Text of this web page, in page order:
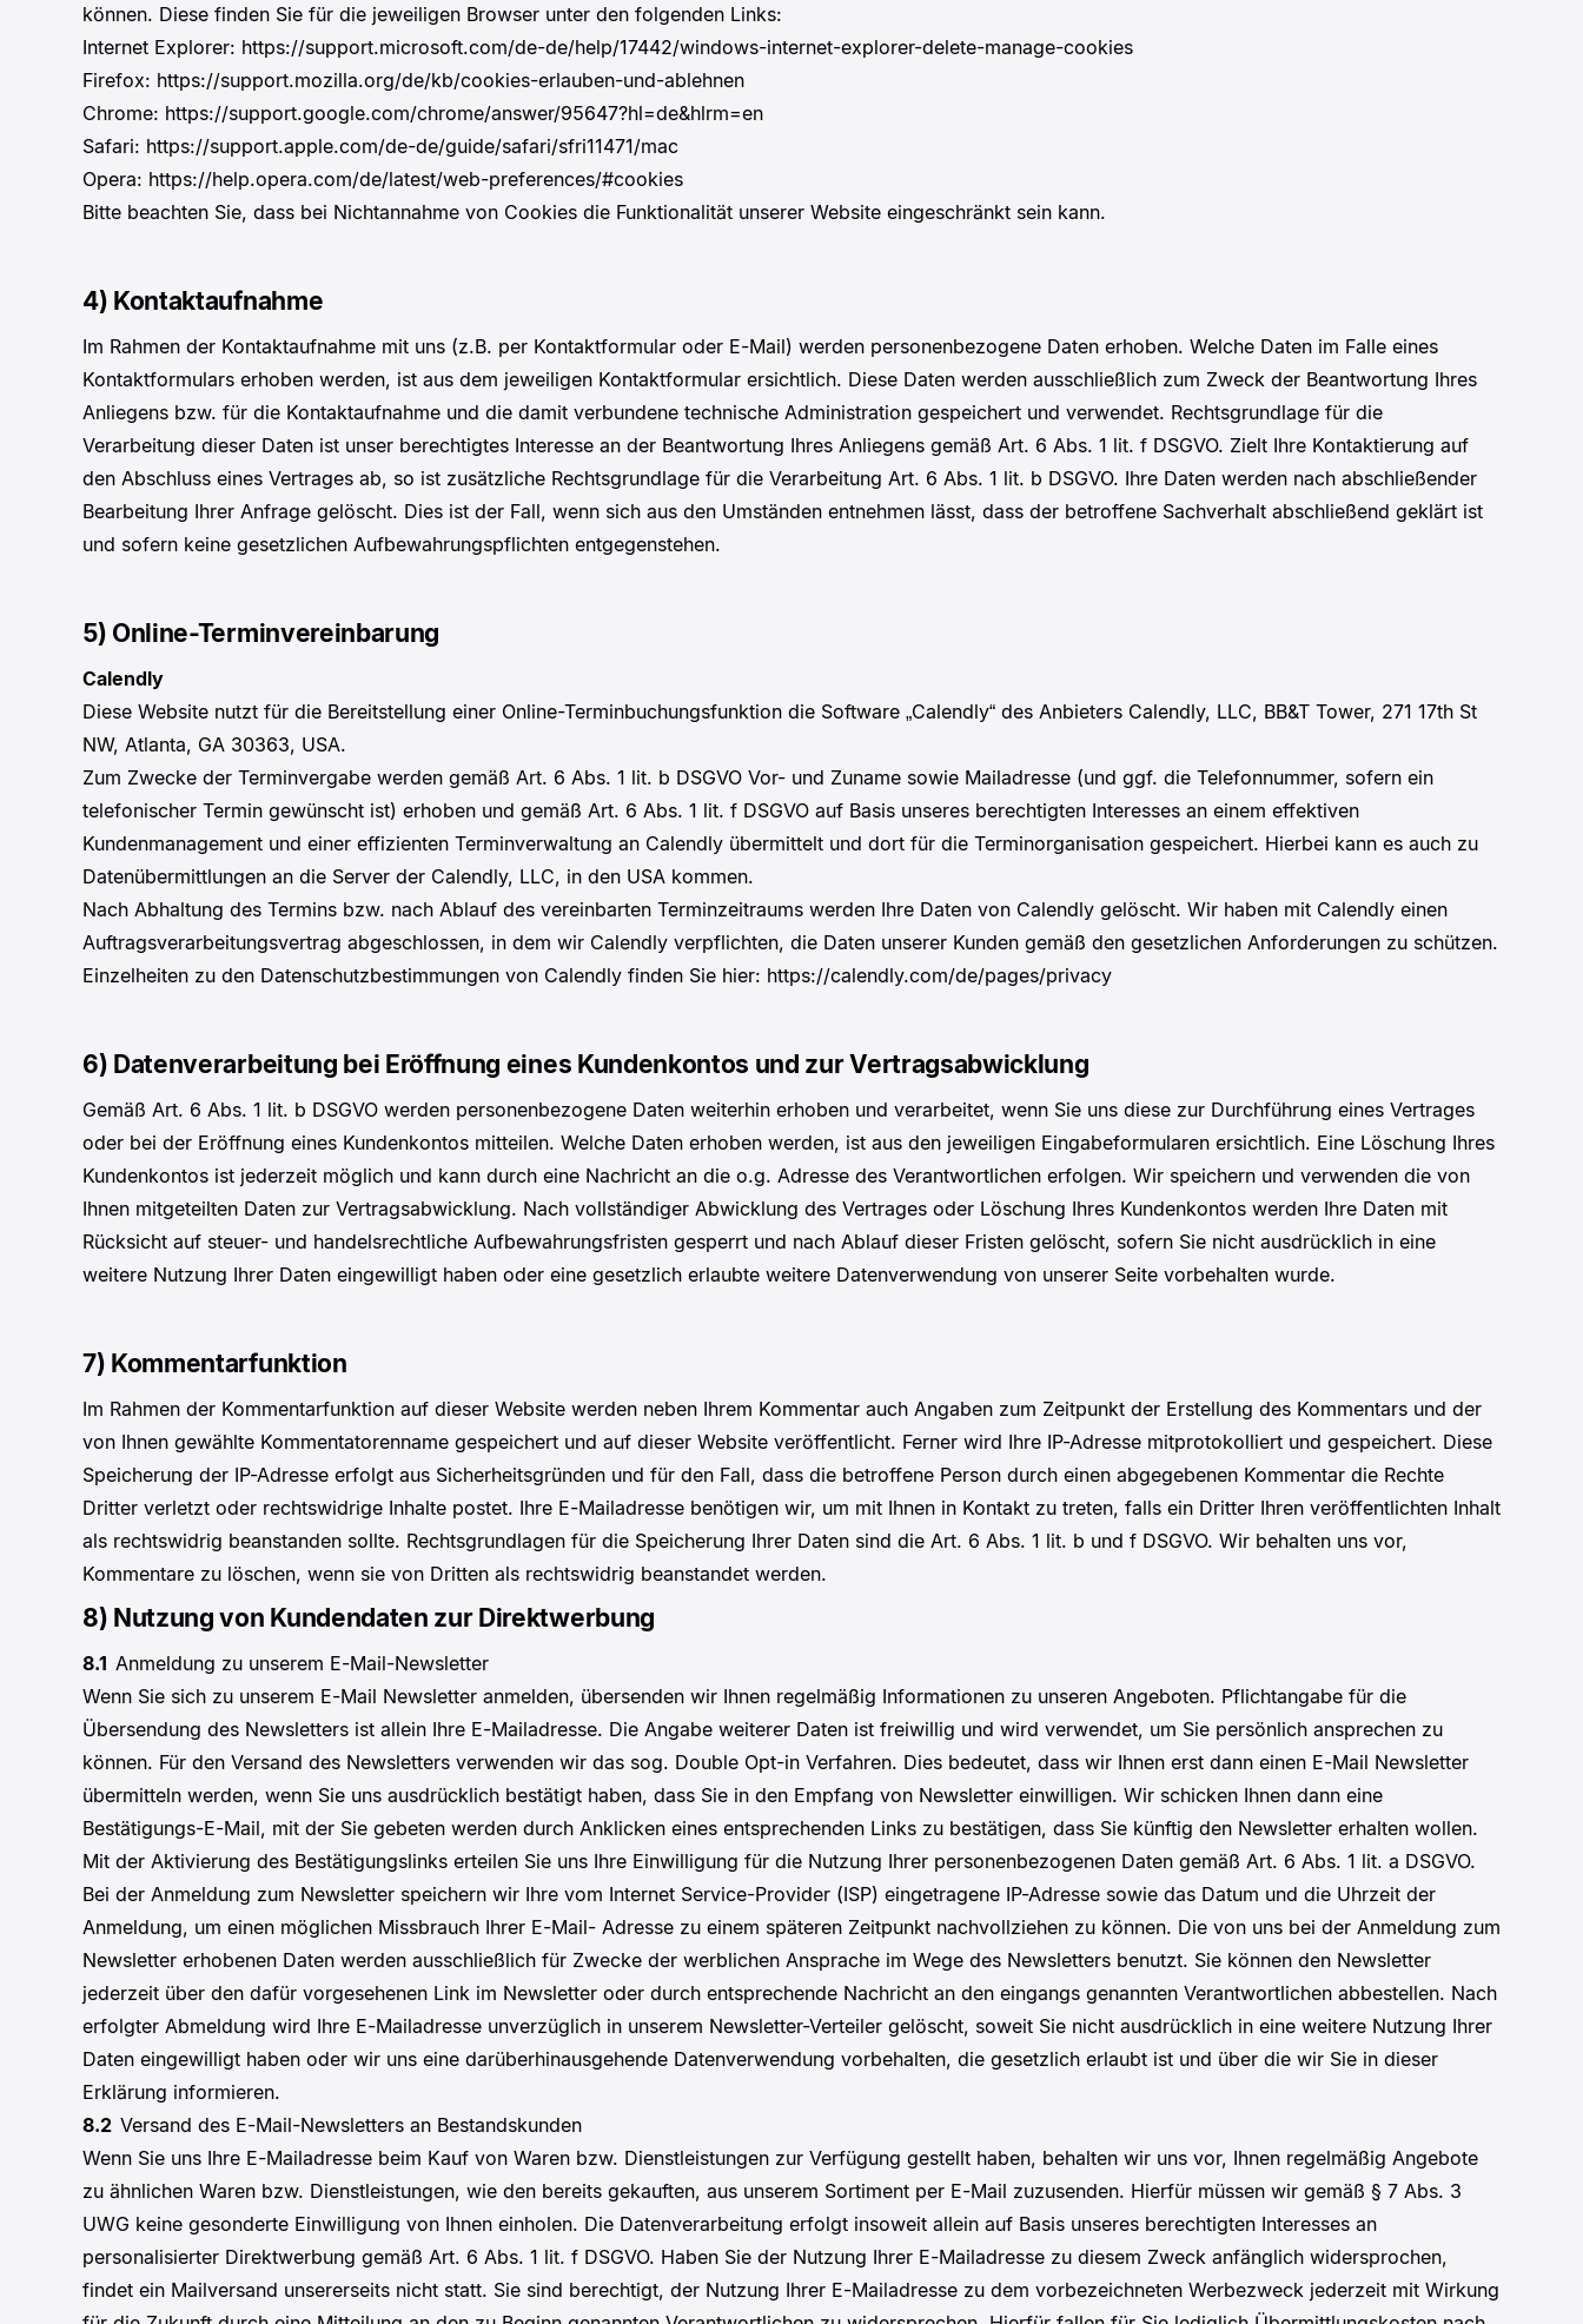
können. Diese finden Sie für die jeweiligen Browser unter den folgenden Links:
Internet Explorer: https://support.microsoft.com/de-de/help/17442/windows-internet-explorer-delete-manage-cookies
Firefox: https://support.mozilla.org/de/kb/cookies-erlauben-und-ablehnen
Chrome: https://support.google.com/chrome/answer/95647?hl=de&hlrm=en
Safari: https://support.apple.com/de-de/guide/safari/sfri11471/mac
Opera: https://help.opera.com/de/latest/web-preferences/#cookies
Bitte beachten Sie, dass bei Nichtannahme von Cookies die Funktionalität unserer Website eingeschränkt sein kann.
4) Kontaktaufnahme
Im Rahmen der Kontaktaufnahme mit uns (z.B. per Kontaktformular oder E-Mail) werden personenbezogene Daten erhoben. Welche Daten im Falle eines
Kontaktformulars erhoben werden, ist aus dem jeweiligen Kontaktformular ersichtlich. Diese Daten werden ausschließlich zum Zweck der Beantwortung Ihres
Anliegens bzw. für die Kontaktaufnahme und die damit verbundene technische Administration gespeichert und verwendet. Rechtsgrundlage für die
Verarbeitung dieser Daten ist unser berechtigtes Interesse an der Beantwortung Ihres Anliegens gemäß Art. 6 Abs. 1 lit. f DSGVO. Zielt Ihre Kontaktierung auf
den Abschluss eines Vertrages ab, so ist zusätzliche Rechtsgrundlage für die Verarbeitung Art. 6 Abs. 1 lit. b DSGVO. Ihre Daten werden nach abschließender
Bearbeitung Ihrer Anfrage gelöscht. Dies ist der Fall, wenn sich aus den Umständen entnehmen lässt, dass der betroffene Sachverhalt abschließend geklärt ist
und sofern keine gesetzlichen Aufbewahrungspflichten entgegenstehen.
5) Online-Terminvereinbarung
Calendly
Diese Website nutzt für die Bereitstellung einer Online-Terminbuchungsfunktion die Software „Calendly“ des Anbieters Calendly, LLC, BB&T Tower, 271 17th St
NW, Atlanta, GA 30363, USA.
Zum Zwecke der Terminvergabe werden gemäß Art. 6 Abs. 1 lit. b DSGVO Vor- und Zuname sowie Mailadresse (und ggf. die Telefonnummer, sofern ein
telefonischer Termin gewünscht ist) erhoben und gemäß Art. 6 Abs. 1 lit. f DSGVO auf Basis unseres berechtigten Interesses an einem effektiven
Kundenmanagement und einer effizienten Terminverwaltung an Calendly übermittelt und dort für die Terminorganisation gespeichert. Hierbei kann es auch zu
Datenübermittlungen an die Server der Calendly, LLC, in den USA kommen.
Nach Abhaltung des Termins bzw. nach Ablauf des vereinbarten Terminzeitraums werden Ihre Daten von Calendly gelöscht. Wir haben mit Calendly einen
Auftragsverarbeitungsvertrag abgeschlossen, in dem wir Calendly verpflichten, die Daten unserer Kunden gemäß den gesetzlichen Anforderungen zu schützen.
Einzelheiten zu den Datenschutzbestimmungen von Calendly finden Sie hier: https://calendly.com/de/pages/privacy
6) Datenverarbeitung bei Eröffnung eines Kundenkontos und zur Vertragsabwicklung
Gemäß Art. 6 Abs. 1 lit. b DSGVO werden personenbezogene Daten weiterhin erhoben und verarbeitet, wenn Sie uns diese zur Durchführung eines Vertrages
oder bei der Eröffnung eines Kundenkontos mitteilen. Welche Daten erhoben werden, ist aus den jeweiligen Eingabeformularen ersichtlich. Eine Löschung Ihres
Kundenkontos ist jederzeit möglich und kann durch eine Nachricht an die o.g. Adresse des Verantwortlichen erfolgen. Wir speichern und verwenden die von
Ihnen mitgeteilten Daten zur Vertragsabwicklung. Nach vollständiger Abwicklung des Vertrages oder Löschung Ihres Kundenkontos werden Ihre Daten mit
Rücksicht auf steuer- und handelsrechtliche Aufbewahrungsfristen gesperrt und nach Ablauf dieser Fristen gelöscht, sofern Sie nicht ausdrücklich in eine
weitere Nutzung Ihrer Daten eingewilligt haben oder eine gesetzlich erlaubte weitere Datenverwendung von unserer Seite vorbehalten wurde.
7) Kommentarfunktion
Im Rahmen der Kommentarfunktion auf dieser Website werden neben Ihrem Kommentar auch Angaben zum Zeitpunkt der Erstellung des Kommentars und der
von Ihnen gewählte Kommentatorenname gespeichert und auf dieser Website veröffentlicht. Ferner wird Ihre IP-Adresse mitprotokolliert und gespeichert. Diese
Speicherung der IP-Adresse erfolgt aus Sicherheitsgründen und für den Fall, dass die betroffene Person durch einen abgegebenen Kommentar die Rechte
Dritter verletzt oder rechtswidrige Inhalte postet. Ihre E-Mailadresse benötigen wir, um mit Ihnen in Kontakt zu treten, falls ein Dritter Ihren veröffentlichten Inhalt
als rechtswidrig beanstanden sollte. Rechtsgrundlagen für die Speicherung Ihrer Daten sind die Art. 6 Abs. 1 lit. b und f DSGVO. Wir behalten uns vor,
Kommentare zu löschen, wenn sie von Dritten als rechtswidrig beanstandet werden.
8) Nutzung von Kundendaten zur Direktwerbung
8.1 Anmeldung zu unserem E-Mail-Newsletter
Wenn Sie sich zu unserem E-Mail Newsletter anmelden, übersenden wir Ihnen regelmäßig Informationen zu unseren Angeboten. Pflichtangabe für die
Übersendung des Newsletters ist allein Ihre E-Mailadresse. Die Angabe weiterer Daten ist freiwillig und wird verwendet, um Sie persönlich ansprechen zu
können. Für den Versand des Newsletters verwenden wir das sog. Double Opt-in Verfahren. Dies bedeutet, dass wir Ihnen erst dann einen E-Mail Newsletter
übermitteln werden, wenn Sie uns ausdrücklich bestätigt haben, dass Sie in den Empfang von Newsletter einwilligen. Wir schicken Ihnen dann eine
Bestätigungs-E-Mail, mit der Sie gebeten werden durch Anklicken eines entsprechenden Links zu bestätigen, dass Sie künftig den Newsletter erhalten wollen.
Mit der Aktivierung des Bestätigungslinks erteilen Sie uns Ihre Einwilligung für die Nutzung Ihrer personenbezogenen Daten gemäß Art. 6 Abs. 1 lit. a DSGVO.
Bei der Anmeldung zum Newsletter speichern wir Ihre vom Internet Service-Provider (ISP) eingetragene IP-Adresse sowie das Datum und die Uhrzeit der
Anmeldung, um einen möglichen Missbrauch Ihrer E-Mail- Adresse zu einem späteren Zeitpunkt nachvollziehen zu können. Die von uns bei der Anmeldung zum
Newsletter erhobenen Daten werden ausschließlich für Zwecke der werblichen Ansprache im Wege des Newsletters benutzt. Sie können den Newsletter
jederzeit über den dafür vorgesehenen Link im Newsletter oder durch entsprechende Nachricht an den eingangs genannten Verantwortlichen abbestellen. Nach
erfolgter Abmeldung wird Ihre E-Mailadresse unverzüglich in unserem Newsletter-Verteiler gelöscht, soweit Sie nicht ausdrücklich in eine weitere Nutzung Ihrer
Daten eingewilligt haben oder wir uns eine darüberhinausgehende Datenverwendung vorbehalten, die gesetzlich erlaubt ist und über die wir Sie in dieser
Erklärung informieren.
8.2 Versand des E-Mail-Newsletters an Bestandskunden
Wenn Sie uns Ihre E-Mailadresse beim Kauf von Waren bzw. Dienstleistungen zur Verfügung gestellt haben, behalten wir uns vor, Ihnen regelmäßig Angebote
zu ähnlichen Waren bzw. Dienstleistungen, wie den bereits gekauften, aus unserem Sortiment per E-Mail zuzusenden. Hierfür müssen wir gemäß § 7 Abs. 3
UWG keine gesonderte Einwilligung von Ihnen einholen. Die Datenverarbeitung erfolgt insoweit allein auf Basis unseres berechtigten Interesses an
personalisierter Direktwerbung gemäß Art. 6 Abs. 1 lit. f DSGVO. Haben Sie der Nutzung Ihrer E-Mailadresse zu diesem Zweck anfänglich widersprochen,
findet ein Mailversand unsererseits nicht statt. Sie sind berechtigt, der Nutzung Ihrer E-Mailadresse zu dem vorbezeichneten Werbezweck jederzeit mit Wirkung